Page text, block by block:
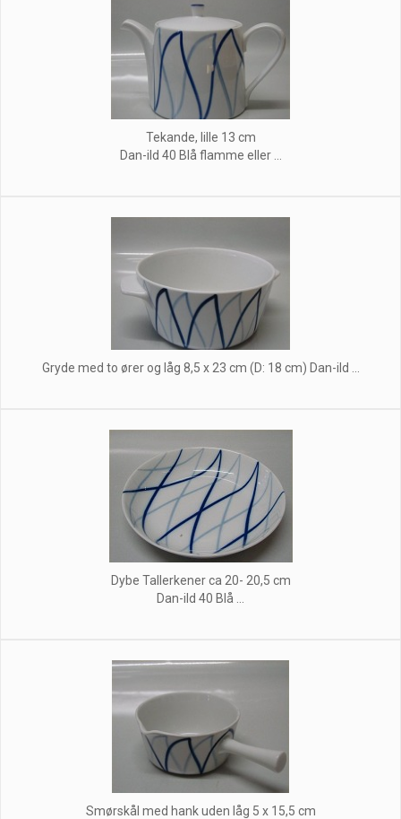
Tekande, lille 13 cm
Dan-ild 40 Blå flamme eller ...
Gryde med to ører og låg 8,5 x 23 cm (D: 18 cm) Dan-ild ...
Dybe Tallerkener ca 20- 20,5 cm
Dan-ild 40 Blå ...
Smørskål med hank uden låg 5 x 15,5 cm